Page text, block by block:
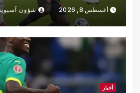
أغسطس 8, 2026 شؤون
أخبار